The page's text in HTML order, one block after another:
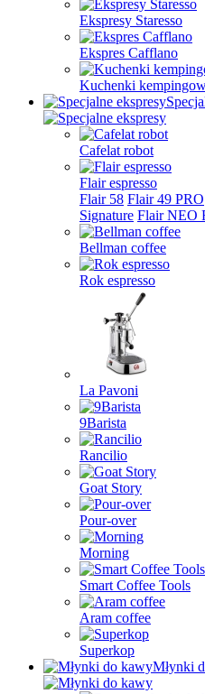
Ekspresy Staresso
Ekspres Cafflano
Kuchenki
Cafelat robot
Flair espresso
Flair 58 Flair 49 PRO
Signature Flair NEO
Bellman coffee
Rok espresso
La Pavoni
9Barista
Rancilio
Goat Story
Pour-over
Morning
Smart Coffee Tools
Aram coffee
Superkop
Młynki